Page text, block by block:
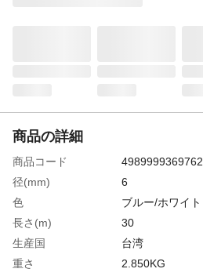
商品の詳細
商品コード
4989999369762
径(mm)
6
色
ブルー/ホワイト
長さ(m)
30
生産国
台湾
重さ
2.850KG